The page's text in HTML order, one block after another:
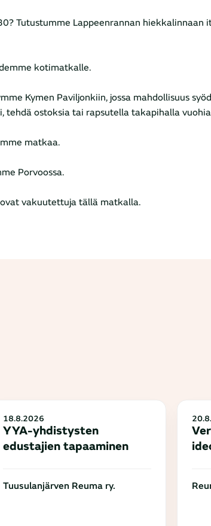
Tutustumme Lappeenrannan hiekkalinnaan
kotimatkalle.
Kymen Paviljonkiin, jossa mahdollisuus
tehdä ostoksia tai rapsutella takapihalla
matkaa.
Porvoossa.
vakuutettuja tällä matkalla.
18.8.2026
YYA-yhdistysten
edustajien tapaaminen
Tuusulanjärven Reuma ry.